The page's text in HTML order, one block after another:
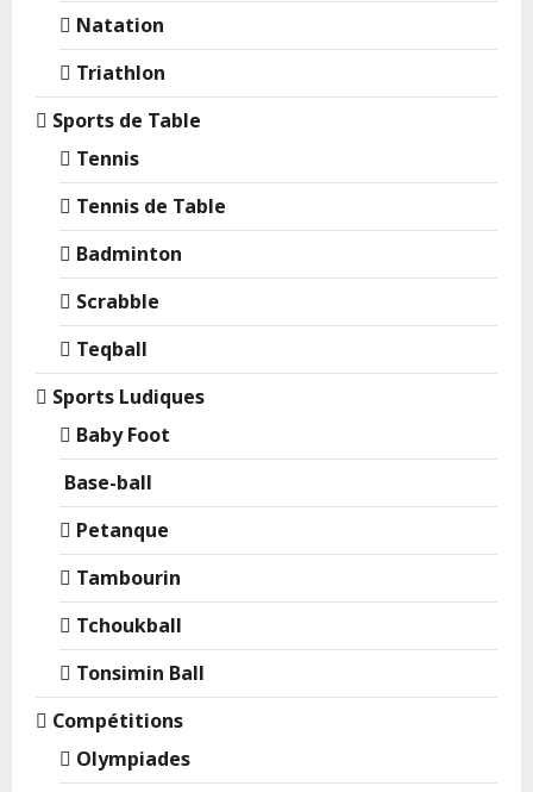
Natation
Triathlon
Sports de Table
Tennis
Tennis de Table
Badminton
Scrabble
Teqball
Sports Ludiques
Baby Foot
Base-ball
Petanque
Tambourin
Tchoukball
Tonsimin Ball
Compétitions
Olympiades